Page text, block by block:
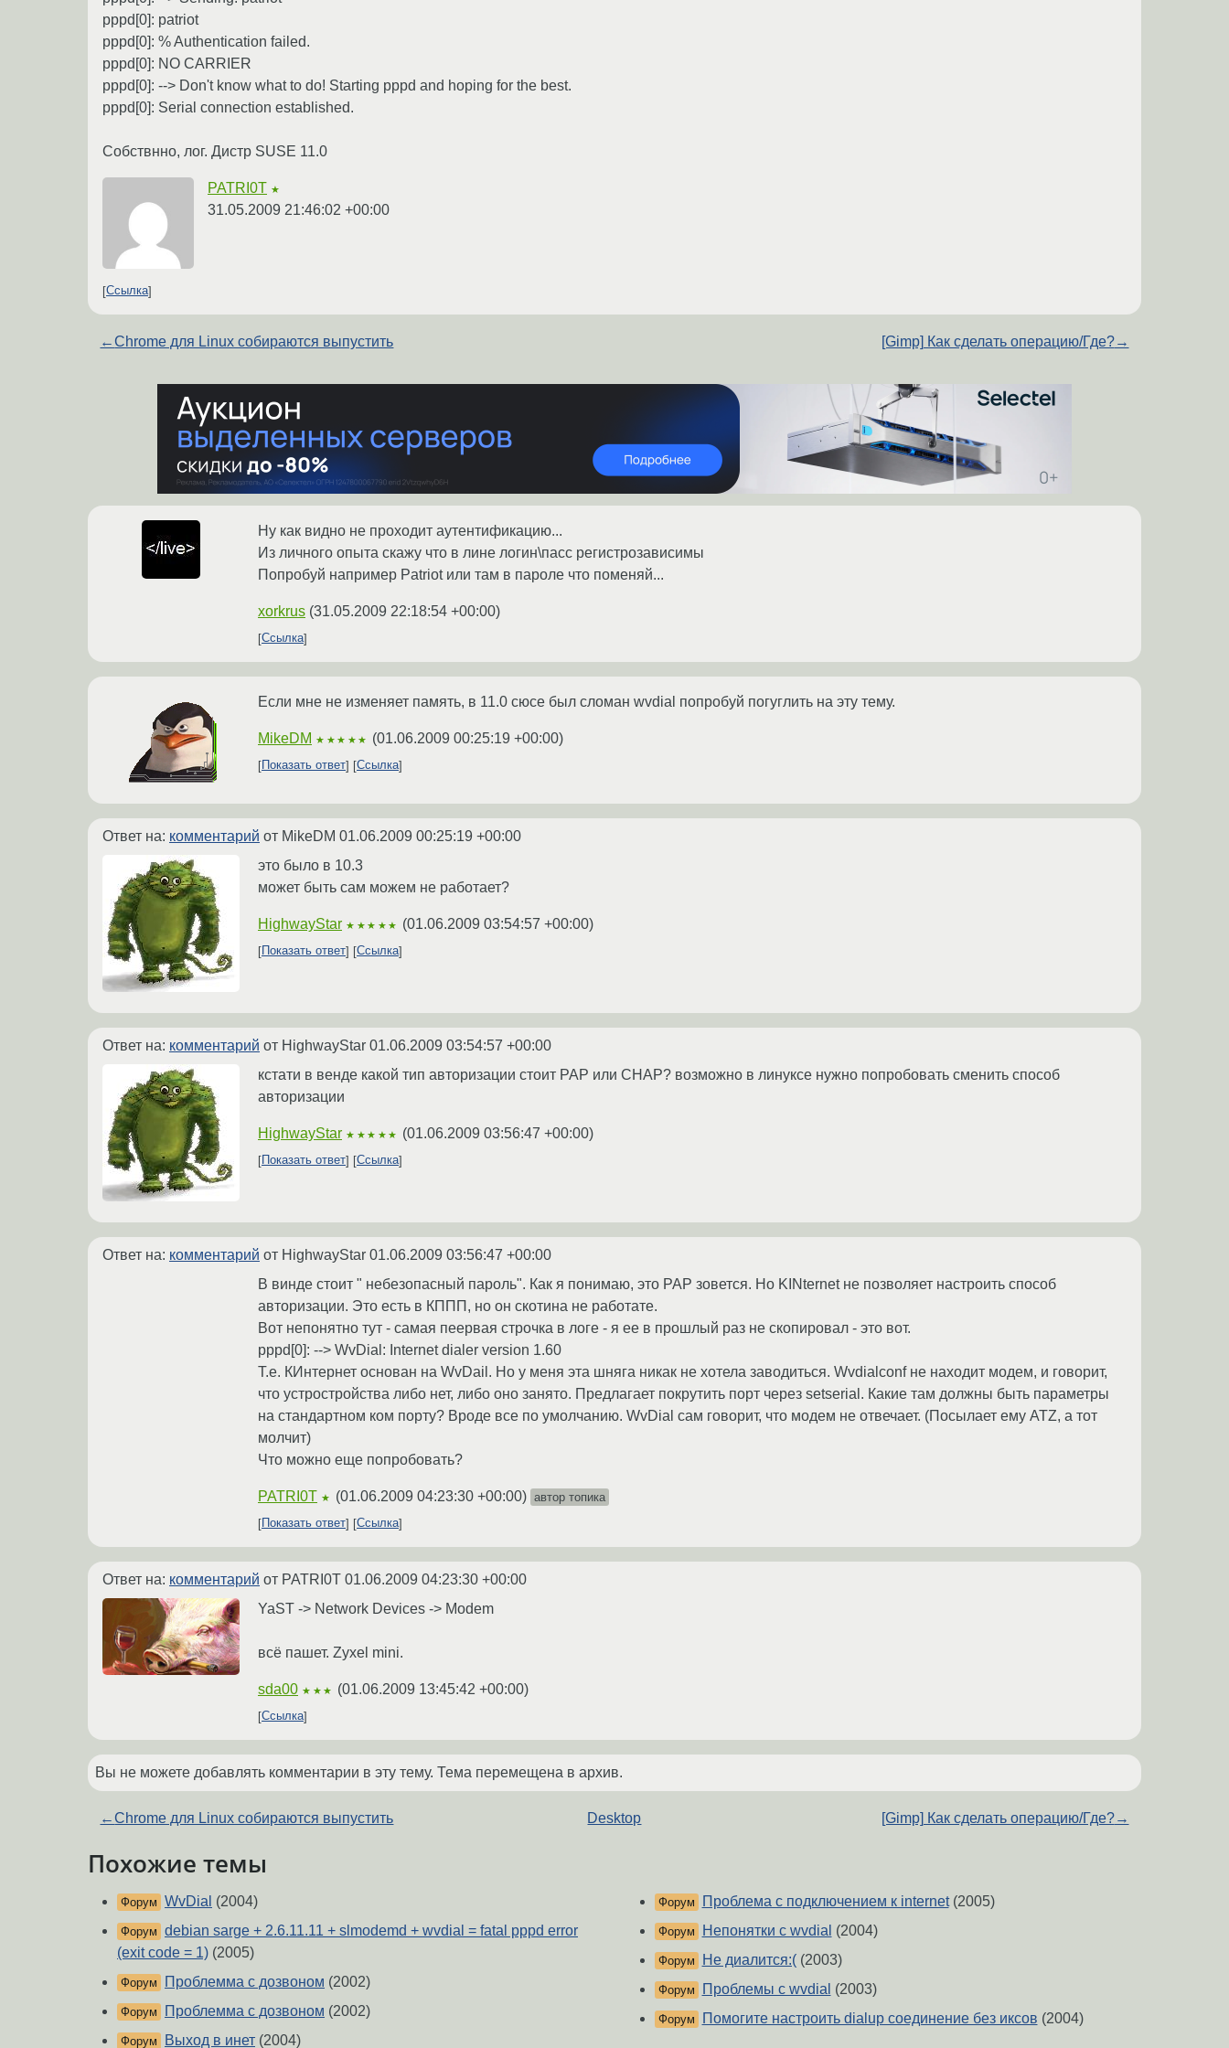
pppd[0]: patriot
pppd[0]: % Authentication failed.
pppd[0]: NO CARRIER
pppd[0]: --> Don't know what to do! Starting pppd and hoping for the best.
pppd[0]: Serial connection established.
Собствнно, лог. Дистр SUSE 11.0
PATRI0T ★
31.05.2009 21:46:02 +00:00
Ссылка
←Chrome для Linux собираются выпустить [Gimp] Как сделать операцию/Где?→
Ну как видно не проходит аутентификацию...
Из личного опыта скажу что в лине логин\пасс регистрозависимы
Попробуй например Patriot или там в пароле что поменяй...
xorkrus (31.05.2009 22:18:54 +00:00)
Ссылка
Если мне не изменяет память, в 11.0 сюсе был сломан wvdial попробуй погуглить на эту тему.
MikeDM ★★★★★ (01.06.2009 00:25:19 +00:00)
Показать ответ Ссылка
Ответ на: комментарий от MikeDM 01.06.2009 00:25:19 +00:00
это было в 10.3
может быть сам можем не работает?
HighwayStar ★★★★★ (01.06.2009 03:54:57 +00:00)
Показать ответ Ссылка
Ответ на: комментарий от HighwayStar 01.06.2009 03:54:57 +00:00
кстати в венде какой тип авторизации стоит PAP или CHAP? возможно в линуксе нужно попробовать сменить способ
авторизации
HighwayStar ★★★★★ (01.06.2009 03:56:47 +00:00)
Показать ответ Ссылка
Ответ на: комментарий от HighwayStar 01.06.2009 03:56:47 +00:00
В винде стоит " небезопасный пароль". Как я понимаю, это PAP зовется. Но KINternet не позволяет настроить способ
авторизации. Это есть в КППП, но он скотина не работате.
Вот непонятно тут - самая пеервая строчка в логе - я ее в прошлый раз не скопировал - это вот.
pppd[0]: --> WvDial: Internet dialer version 1.60
Т.е. КИнтернет основан на WvDail. Но у меня эта шняга никак не хотела заводиться. Wvdialconf не находит модем, и говорит,
что устростройства либо нет, либо оно занято. Предлагает покрутить порт через setserial. Какие там должны быть параметры
на стандартном ком порту? Вроде все по умолчанию. WvDial сам говорит, что модем не отвечает. (Посылает ему ATZ, а тот
молчит)
Что можно еще попробовать?
PATRI0T ★ (01.06.2009 04:23:30 +00:00) автор топика
Показать ответ
Ссылка
Ответ на: комментарий от PATRI0T 01.06.2009 04:23:30 +00:00
YaST -> Network Devices -> Modem
всё пашет. Zyxel mini.
sda00 ★★★ (01.06.2009 13:45:42 +00:00)
Ссылка
Вы не можете добавлять комментарии в эту тему. Тема перемещена в архив.
←Chrome для Linux собираются выпустить Desktop [Gimp] Как сделать операцию/Где?→
Похожие темы
Форум WvDial (2004)
Форум debian sarge + 2.6.11.11 + slmodemd + wvdial = fatal pppd error
(exit code = 1) (2005)
Форум Проблемма с дозвоном (2002)
Форум Проблемма с дозвоном (2002)
Форум Выход в инет (2004)
Форум Проблема с подключением к internet(2005)
Форум Непонятки с wvdial (2004)
Форум Не диалится:((2003)
Форум Проблемы с wvdial (2003)
Форум Помогите настроить dialup соединение без иксов (2004)